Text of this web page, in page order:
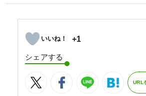
+1
シェアする
URL